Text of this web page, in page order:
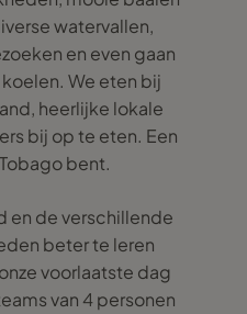
watervallen,
en even gaan
We eten bij
heerlijke lokale
bij op te eten. Een
bent.
en de verschillende
beter te leren
voorlaatste dag
van 4 personen